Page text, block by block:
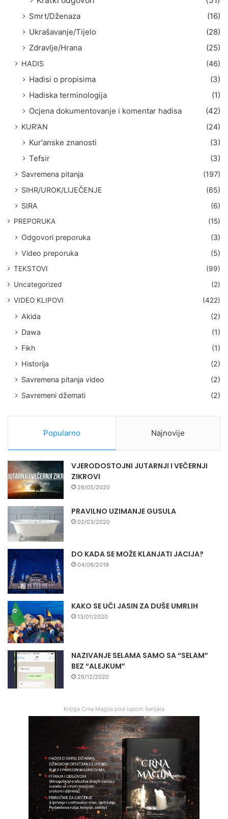
Smrt/Dženaza
(16)
Ukrašavanje/Tijelo
(28)
Zdravlje/Hrana
(25)
HADIS (46)
Hadisi o propisima
(3)
Hadiska terminologija
(1)
Ocjena dokumentovanje i komentar hadisa
(42)
KUR'AN (24)
Kur'anske znanosti
(3)
Tefsir
(3)
Savremena pitanja
(197)
SIHR/UROK/LIJEČENJE
(65)
SIRA
(6)
PREPORUKA (15)
Odgovori preporuka
(3)
Video preporuka
(5)
TEKSTOVI
(99)
Uncategorized
(2)
VIDEO KLIPOVI
(422)
Akida
(2)
Dawa
(1)
Fikh
(1)
Historija
(2)
Savremena pitanja video
(2)
Savremeni džemati
(2)
Popularno Najnovije
VJERODOSTOJNI JUTARNJI I VEČERNJI
ZIKROVI
26/05/2020
PRAVILNO UZIMANJE GUSULA
02/03/2020
DO KADA SE MOŽE KLANJATI JACIJA?
04/06/2019
KAKO SE UČI JASIN ZA DUŠE UMRLIH
13/01/2020
NAZIVANJE SELAMA SAMO SA “SELAM”
BEZ “ALEJKUM”
26/12/2020
Knjiga Crna Magija pod lupom šerijata